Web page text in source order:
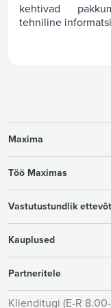
kehtivad
tehniline
Maxima
Töö Maximas
Vastutustundlik
Kauplused
Partneritele
Klienditugi (E-R 8.00-